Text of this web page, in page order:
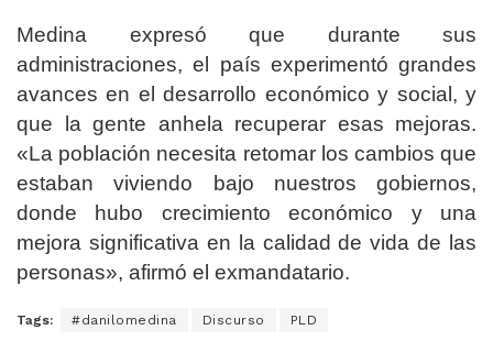
Medina expresó que durante sus
administraciones, el país experimentó grandes
avances en el desarrollo económico y social, y
que la gente anhela recuperar esas mejoras.
«La población necesita retomar los cambios que
estaban viviendo bajo nuestros gobiernos,
donde hubo crecimiento económico y una
mejora significativa en la calidad de vida de las
personas», afirmó el exmandatario.
Tags: #danilomedina Discurso PLD